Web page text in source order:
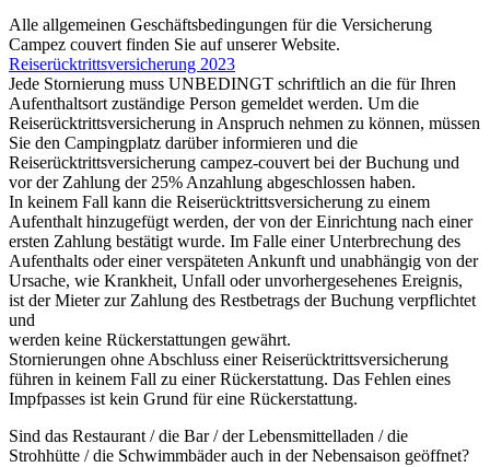
Alle allgemeinen Geschäftsbedingungen für die Versicherung
Campez couvert finden Sie auf unserer Website.
Reiserücktrittsversicherung 2023
Jede Stornierung muss UNBEDINGT schriftlich an die für Ihren
Aufenthaltsort zuständige Person gemeldet werden. Um die
Reiserücktrittsversicherung in Anspruch nehmen zu können, müssen
Sie den Campingplatz darüber informieren und die
Reiserücktrittsversicherung campez-couvert bei der Buchung und
vor der Zahlung der 25% Anzahlung abgeschlossen haben.
In keinem Fall kann die Reiserücktrittsversicherung zu einem
Aufenthalt hinzugefügt werden, der von der Einrichtung nach einer
ersten Zahlung bestätigt wurde. Im Falle einer Unterbrechung des
Aufenthalts oder einer verspäteten Ankunft und unabhängig von der
Ursache, wie Krankheit, Unfall oder unvorhergesehenes Ereignis,
ist der Mieter zur Zahlung des Restbetrags der Buchung verpflichtet
und
werden keine Rückerstattungen gewährt.
Stornierungen ohne Abschluss einer Reiserücktrittsversicherung
führen in keinem Fall zu einer Rückerstattung. Das Fehlen eines
Impfpasses ist kein Grund für eine Rückerstattung.
Sind das Restaurant / die Bar / der Lebensmittelladen / die
Strohhütte / die Schwimmbäder auch in der Nebensaison geöffnet?